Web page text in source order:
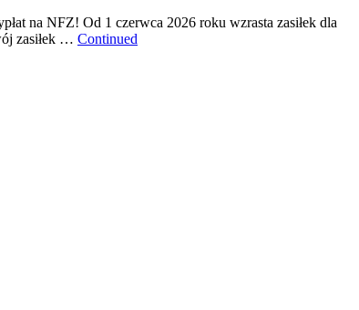
na NFZ! Od 1 czerwca 2026 roku wzrasta zasiłek dla
zasiłek … Continued